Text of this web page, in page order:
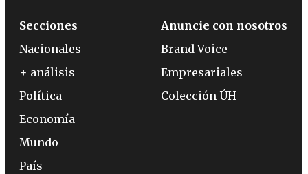
Secciones
Nacionales
+ análisis
Política
Economía
Mundo
País
Anuncie con nosotros
Brand Voice
Empresariales
Colección ÚH